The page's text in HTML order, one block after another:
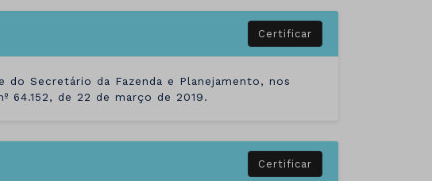
Certificar
Secretário da Fazenda e Planejamento, nos
64.152, de 22 de março de 2019.
Certificar